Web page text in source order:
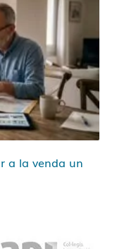
a la venda un